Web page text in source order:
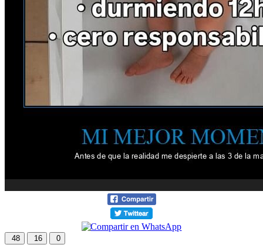
48 16 0